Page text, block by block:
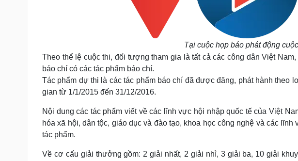
Tại cuộc họp báo phát động
Theo thể lệ cuộc thi, đối tượng tham gia là tất cả các công dân Việt
báo chí có các tác phẩm báo chí.
Tác phẩm dự thi là các tác phẩm báo chí đã được đăng, phát hành theo
gian từ 1/1/2015 đến 31/12/2016.
Nội dung các tác phẩm viết về các lĩnh vực hội nhập quốc tế của Việt
hóa xã hội, dân tộc, giáo dục và đào tạo, khoa học công nghệ và các
tác phẩm.
Về cơ cấu giải thưởng gồm: 2 giải nhất, 2 giải nhì, 3 giải ba, 10 giải